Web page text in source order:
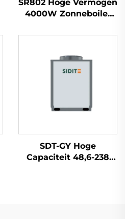
SR802 Hoge Vermogen
4000W Zonneboiler
Behuizing 180-264V AC
Waterdicht UL94 V-0
SDT-GY Hoge
Capaciteit 48,6-238